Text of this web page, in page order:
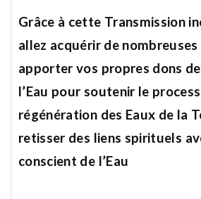
Grâce à cette Transmission
allez acquérir de nombreuses
apporter vos propres dons
l’Eau pour soutenir le
régénération des Eaux de la
retisser des liens spirituels
conscient de l’Eau